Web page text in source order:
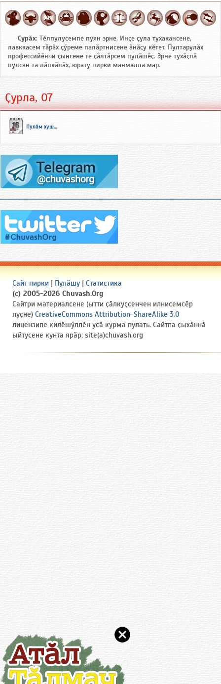
Сурӑх: Тӗлпулусемпе пуян эрне. Инҫе ҫула тухакансене,
лавккасем тӑрӑх ҫӳреме палӑртнисене ӑнӑҫу кӗтет. Пултарулӑх
профессийӗнчи ҫынсене те ҫӑлтӑрсем пулӑшӗҫ. Эрне тухӑҫлӑ
пулсан та лӑпкӑлӑх, юрату пирки манмалла мар.
Ҫурла, 07
Пулӑм хуш...
Сайт пирки | Пулӑшу | Статистика
(c) 2005-2026 Chuvash.Org
Сайтри материалсене (ытти ҫӑлкуҫсенчен илнисемсӗр
пуҫне) CreativeCommons Attribution-ShareAlike 3.0
лицензипе килӗшӳллӗн усӑ курма пулать. Сайтпа ҫыхӑннӑ
ыйтусене кунта ярӑр: site(a)chuvash.org